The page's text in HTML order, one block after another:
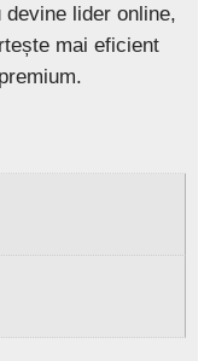
devine lider online,
mai eficient